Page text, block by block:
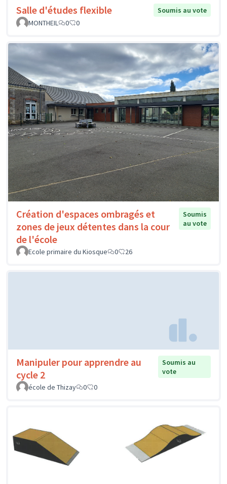
Salle d'études flexible
Soumis au vote
MONTHEIL
0 0
Création d'espaces ombragés et
zones de jeux détentes dans la cour
de l'école
Soumis
au vote
Ecole primaire du Kiosque 0 26
Manipuler pour apprendre au
cycle 2
Soumis au
vote
école de Thizay
0 0